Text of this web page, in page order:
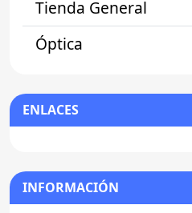
Tienda General
Óptica
ENLACES
INFORMACIÓN